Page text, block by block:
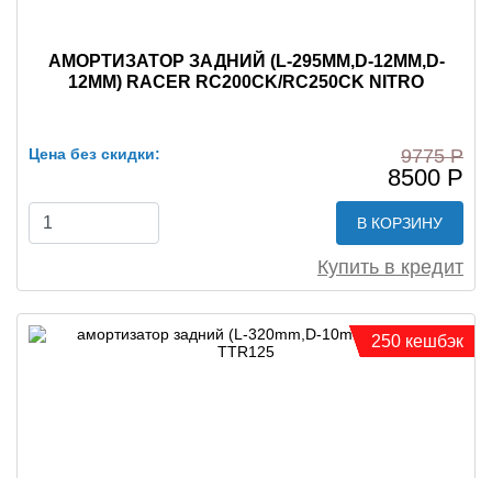
АМОРТИЗАТОР ЗАДНИЙ (L-295MM,D-12MM,D-
12MM) RACER RC200CK/RC250CK NITRO
Цена без скидки: 9775 Р
8500 Р
В КОРЗИНУ
Купить в кредит
250 кешбэк